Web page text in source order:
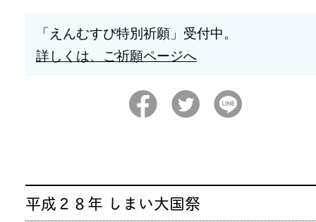
「えんむすび特別祈願」受付中。
詳しくは、ご祈願ページへ
平成２８年 しまい大国祭